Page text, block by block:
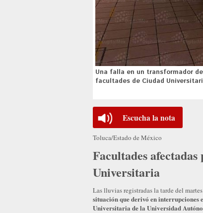
Una falla en un transformador
facultades de Ciudad
Escucha la nota
Toluca/Estado de México
Facultades
Universitaria
Las lluvias registradas la tarde del
situación que derivó en interrupciones
Universitaria de la Universidad